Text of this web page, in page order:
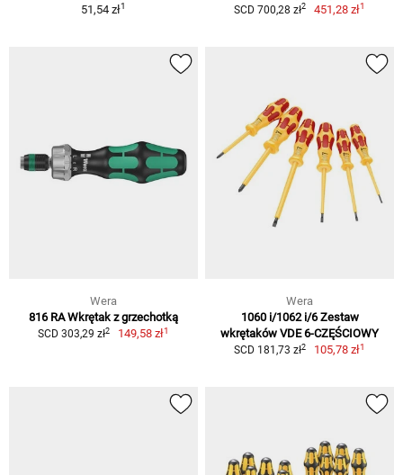
51,54 zł1 SCD 700,28 zł2 451,28 zł1
Wera
816 RA Wkrętak z grzechotką
SCD 303,29 zł2 149,58 zł1
Wera
1060 i/1062 i/6 Zestaw
wkrętaków VDE 6-CZĘŚCIOWY
SCD 181,73 zł2 105,78 zł1